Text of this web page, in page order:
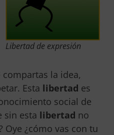
Libertad de expresión
la idea,
Esta libertad es
social de
sin esta libertad no
Oye ¿cómo vas con tu